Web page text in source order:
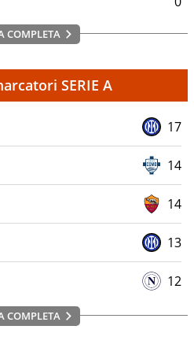
COMPLETA
SERIE A
17
14
14
13
12
COMPLETA